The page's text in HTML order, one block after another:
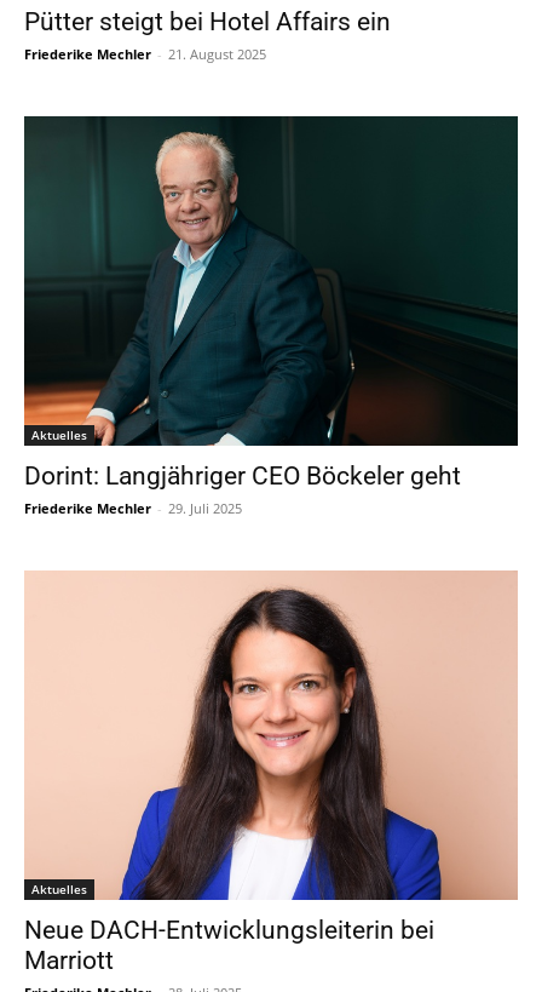
Pütter steigt bei Hotel Affairs ein
Friederike Mechler - 21. August 2025
Aktuelles
Dorint: Langjähriger CEO Böckeler geht
Friederike Mechler - 29. Juli 2025
Aktuelles
Neue DACH-Entwicklungsleiterin bei
Marriott